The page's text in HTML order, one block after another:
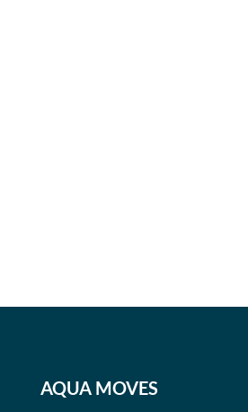
AQUA MOVES